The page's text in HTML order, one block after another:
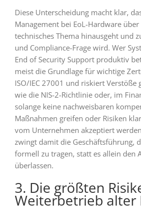
Diese Unterscheidung macht klar,
Management bei EoL-Hardware
technisches Thema hinausgeht und
und Compliance-Frage wird. Wer
End of Security Support produktiv
meist die Grundlage für wichtige
ISO/IEC 27001 und riskiert Verstöße
wie die NIS-2-Richtlinie oder, im
solange keine nachweisbaren
Maßnahmen greifen oder Risiken
vom Unternehmen akzeptiert
zwingt damit die Geschäftsführung,
formell zu tragen, statt es allein den
überlassen.
3. Die größten
Weiterbetrieb alter